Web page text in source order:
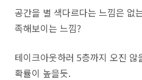
공간을 별 색다르다는 느낌은 없
족해보이는 느낌?
테이크아웃하러 5층까지 오진
확률이 높을듯.